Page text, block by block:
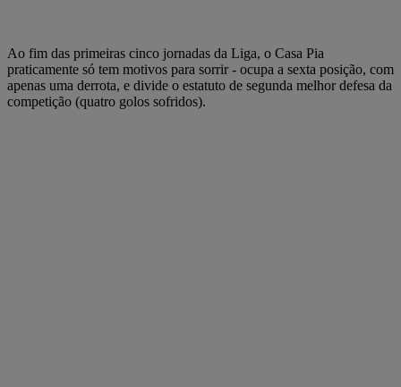
Ao fim das primeiras cinco jornadas da Liga, o Casa Pia
praticamente só tem motivos para sorrir - ocupa a sexta posição, com
apenas uma derrota, e divide o estatuto de segunda melhor defesa da
competição (quatro golos sofridos).